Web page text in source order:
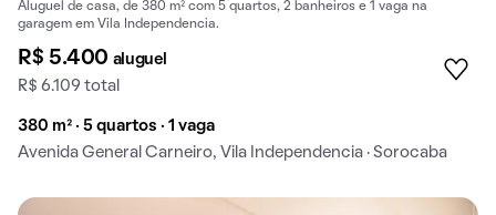
Aluguel de casa, de 380 m² com 5 quartos, 2 banheiros e 1 vaga na
garagem em Vila Independencia.
R$ 5.400 aluguel
R$ 6.109 total
380 m² · 5 quartos · 1 vaga
Avenida General Carneiro, Vila Independencia · Sorocaba